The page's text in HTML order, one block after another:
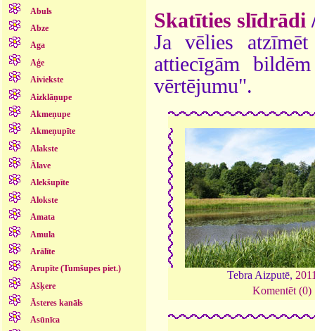
Abuls
Abze
Aga
Aģe
Aiviekste
Aizklāņupe
Akmeņupe
Akmeņupīte
Alakste
Ālave
Alekšupīte
Alokste
Amata
Amula
Arālīte
Arupīte (Tumšupes piet.)
Ašķere
Āsteres kanāls
Asūnīca
Skatīties slīdrādi
Ja vēlies
attiecīgām
vērtējumu".
Tebra Aizputē,
Komentēt (0)